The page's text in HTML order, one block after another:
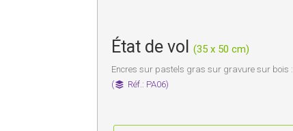
État de vol (35 x 50 cm)
Encres sur pastels gras sur gravure sur bois :
(
Réf.: PA06)